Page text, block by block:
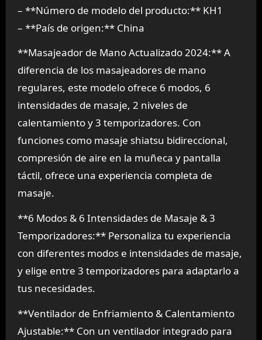
– **Número de modelo del producto:** KH1
– **País de origen:** China
**Masajeador de Mano Actualizado 2024:** A
diferencia de los masajeadores de mano
regulares, este modelo ofrece 6 modos, 6
intensidades de masaje, 2 niveles de
calentamiento y 3 temporizadores. Con
funciones como masaje shiatsu bidireccional,
compresión de aire en la muñeca y pantalla
táctil, ofrece una experiencia completa de
masaje.
**6 Modos & 6 Intensidades de Masaje & 3
Temporizadores:** Personaliza tu experiencia
con diferentes modos e intensidades de masaje,
y elige entre 3 temporizadores para adaptarlo a
tus necesidades.
**Ventilador de Enfriamiento & Calentamiento
Ajustable:** Con un ventilador integrado para